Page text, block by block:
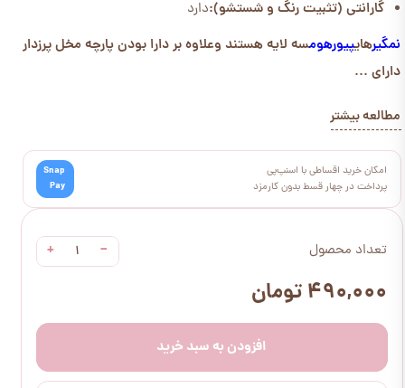
تعداد محصول −
+
۴۹۰,۰۰۰ تومان
افزودن به سبد خرید
گارانتی (تثبیت رنگ و شستشو):دارد
نمگیرهایپیورهومسه لایه هستند وعلاوه بر دارا بودن پارچه مخل پرزدار
دارای ...
مطالعه بیشتر
امکان خرید اقساطی با اسنپ‌پی
پرداخت در چهار قسط بدون کارمزد
Snap
Pay